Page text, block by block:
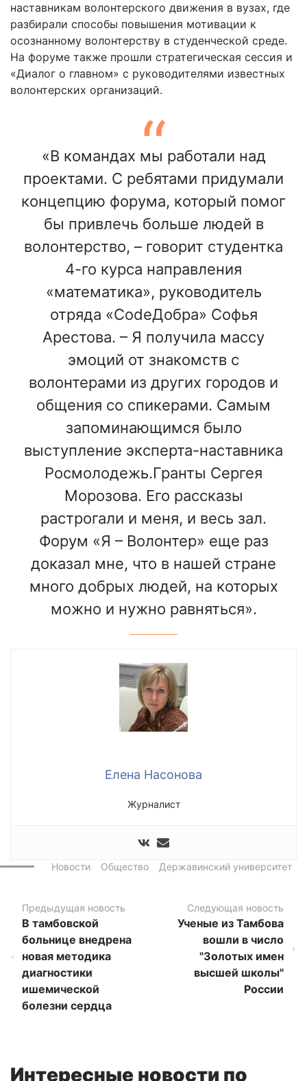
наставникам волонтерского движения в вузах, где
разбирали способы повышения мотивации к
осознанному волонтерству в студенческой среде.
На форуме также прошли стратегическая сессия и
«Диалог о главном» с руководителями известных
волонтерских организаций.
«В командах мы работали над
проектами. С ребятами придумали
концепцию форума, который помог
бы привлечь больше людей в
волонтерство, – говорит студентка
4-го курса направления
«математика», руководитель
отряда «CodeДобра» Софья
Арестова. – Я получила массу
эмоций от знакомств с
волонтерами из других городов и
общения со спикерами. Самым
запоминающимся было
выступление эксперта-наставника
Росмолодежь.Гранты Сергея
Морозова. Его рассказы
растрогали и меня, и весь зал.
Форум «Я – Волонтер» еще раз
доказал мне, что в нашей стране
много добрых людей, на которых
можно и нужно равняться».
Елена Насонова
Журналист
Новости Общество Державинский университет
Предыдущая новость
В тамбовской
больнице внедрена
новая методика
диагностики
ишемической
болезни сердца
Следующая новость
Ученые из Тамбова
вошли в число
"Золотых имен
высшей школы"
России
Интересные новости по